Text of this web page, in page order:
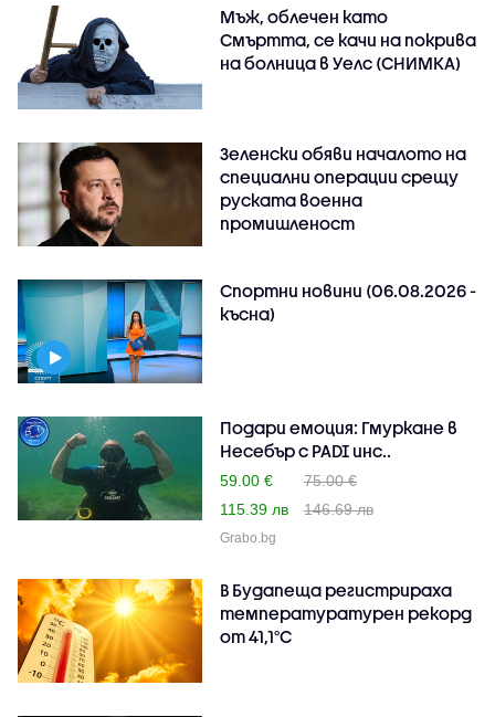
Мъж, облечен като
Смъртта, се качи на покрива
на болница в Уелс (СНИМКА)
Зеленски обяви началото на
специални операции срещу
руската военна
промишленост
Спортни новини (06.08.2026 -
късна)
Подари емоция: Гмуркане в
Несебър с PADI инс..
59.00 €
75.00 €
115.39 лв
146.69 лв
Grabo.bg
В Будапеща регистрираха
температуратурен рекорд
от 41,1°C